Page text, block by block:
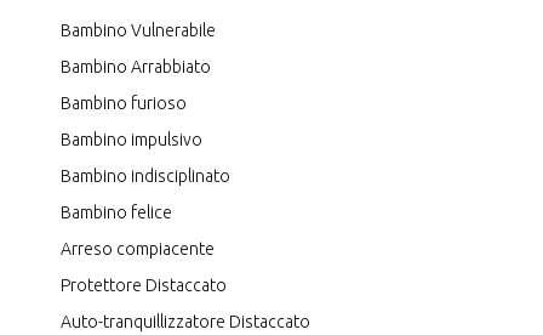
Bambino Vulnerabile
Bambino Arrabbiato
Bambino furioso
Bambino impulsivo
Bambino indisciplinato
Bambino felice
Arreso compiacente
Protettore Distaccato
Auto-tranquillizzatore Distaccato